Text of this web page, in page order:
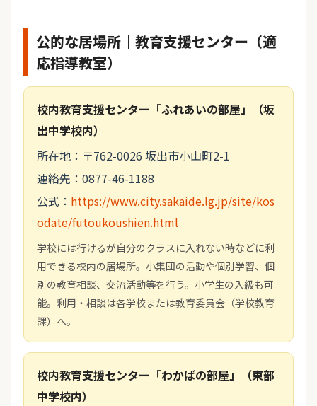
公的な居場所｜教育支援センター（適
応指導教室）
校内教育支援センター「ふれあいの部屋」（坂
出中学校内）
所在地：〒762-0026 坂出市小山町2-1
連絡先：0877-46-1188
公式： https://www.city.sakaide.lg.jp/site/kos
odate/futoukoushien.html
学校には行けるが自分のクラスに入れない時などに利
用できる校内の居場所。小集団の活動や個別学習、個
別の教育相談、交流活動等を行う。小学生の入級も可
能。利用・相談は各学校または教育委員会（学校教育
課）へ。
校内教育支援センター「わかばの部屋」（東部
中学校内）